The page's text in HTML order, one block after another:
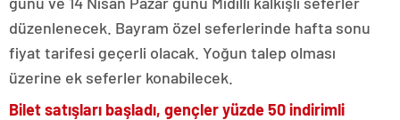
düzenlenecek. Bayram özel seferlerinde hafta sonu
fiyat tarifesi geçerli olacak. Yoğun talep olması
üzerine ek seferler konabilecek.
Bilet satışları başladı, gençler yüzde 50 indirimli